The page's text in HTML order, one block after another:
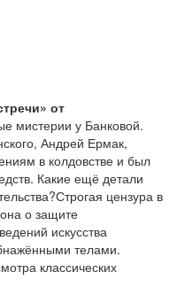
от
мистерии у Банковой.
Андрей Ермак,
в колдовстве и был
Какие ещё детали
цензура в
о защите
искусства
телами.
классических